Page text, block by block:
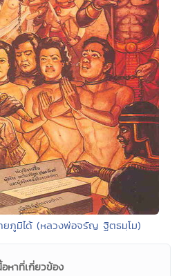
ภูมิได้ ​(หลวงพ่อจรัญ ฐิตธมฺโม)
หาที่เกี่ยวข้อง